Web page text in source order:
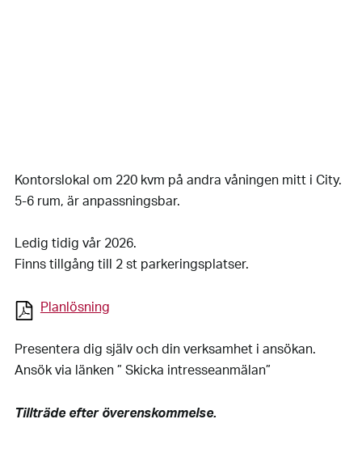
Kontorslokal om 220 kvm på andra våningen mitt i City.
5-6 rum, är anpassningsbar.
Ledig tidig vår 2026.
Finns tillgång till 2 st parkeringsplatser.
Planlösning
Presentera dig själv och din verksamhet i ansökan.
Ansök via länken ” Skicka intresseanmälan”
Tillträde efter överenskommelse.